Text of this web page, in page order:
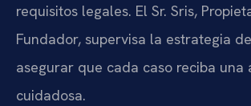
requisitos legales. El Sr. Sris,
Fundador, supervisa la estrategia
asegurar que cada caso reciba una
cuidadosa.